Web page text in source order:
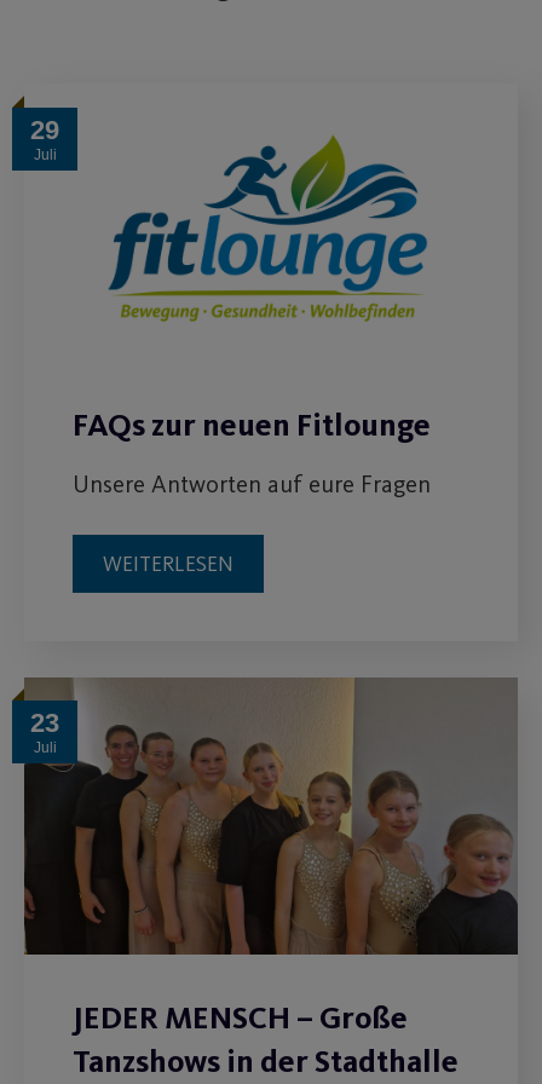
29
Juli
FAQs zur neuen Fitlounge
Unsere Antworten auf eure Fragen
WEITERLESEN
23
Juli
JEDER MENSCH – Große
Tanzshows in der Stadthalle